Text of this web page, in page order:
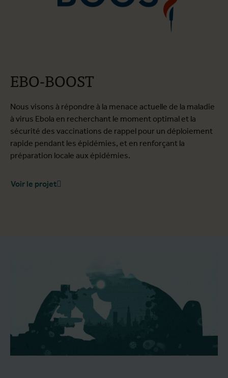
EBO-BOOST
Nous visons à répondre à la menace actuelle de la maladie
à virus Ebola en recherchant le moment optimal et la
sécurité des vaccinations de rappel pour un déploiement
rapide pendant les épidémies, et en renforçant la
préparation locale aux épidémies.
Voir le projet